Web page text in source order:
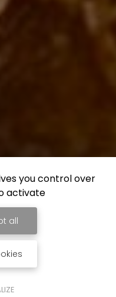
you control over
activate
all